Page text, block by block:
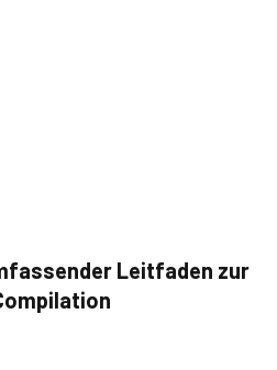
Leitfaden zur